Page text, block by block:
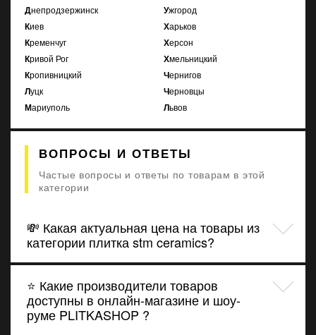
Днепродзержинск
Киев
Кременчуг
Кривой Рог
Кропивницкий
Луцк
Мариуполь
Ужгород
Харьков
Херсон
Хмельницкий
Чернигов
Черновцы
Львов
ВОПРОСЫ И ОТВЕТЫ
Частые вопросы и ответы по товарам в этой
категории
💸 Какая актуальная цена на товары из
категории плитка stm ceramics?
⭐ Какие производители товаров
доступны в онлайн-магазине и шоу-
руме PLITKASHOP ?